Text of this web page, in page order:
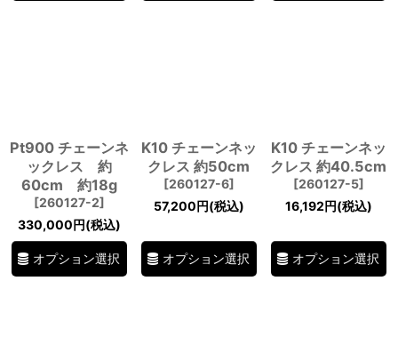
Pt900 チェーンネ
ックレス 約
60cm 約18g
[260127-2]
330,000円(税込)
オプション選択
K10 チェーンネッ
クレス 約50cm
[260127-6]
57,200円(税込)
オプション選択
K10 チェーンネッ
クレス 約40.5cm
[260127-5]
16,192円(税込)
オプション選択